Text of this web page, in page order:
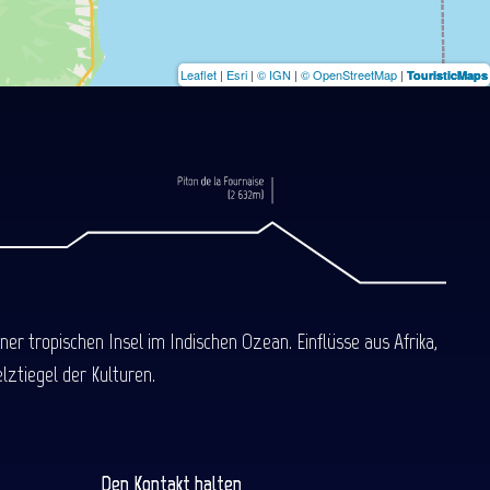
Leaflet | Esri | © IGN | © OpenStreetMap | TouristicMaps
tropischen Insel im Indischen Ozean. Einflüsse aus Afrika,
der Kulturen.
Den Kontakt halten